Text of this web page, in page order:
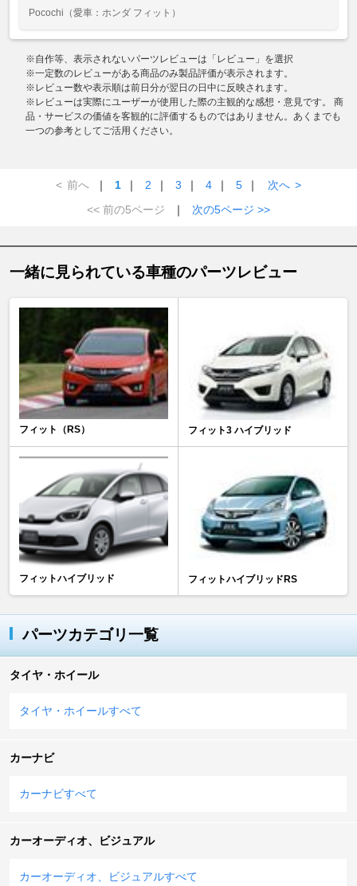
Pocochi （愛車：ホンダ フィット）
※自作等、表示されないパーツレビューは「レビュー」を選択
※一定数のレビューがある商品のみ製品評価が表示されます。
※レビュー数や表示順は前日分が翌日の日中に反映されます。
※レビューは実際にユーザーが使用した際の主観的な感想・意見です。 商
品・サービスの価値を客観的に評価するものではありません。あくまでも
一つの参考としてご活用ください。
< 前へ ｜ 1 ｜ 2 ｜ 3 ｜ 4 ｜ 5 ｜ 次へ >
<< 前の5ページ
｜ 次の5ページ >>
一緒に見られている車種のパーツレビュー
フィット（RS） フィット3 ハイブリッド
フィットハイブリッド フィットハイブリッドRS
パーツカテゴリ一覧
タイヤ・ホイール
タイヤ・ホイールすべて
カーナビ
カーナビすべて
カーオーディオ、ビジュアル
カーオーディオ、ビジュアルすべて